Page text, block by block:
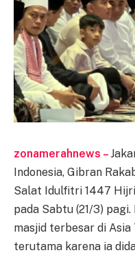
zonamerahnews –
Indonesia, Gibran
Salat Idulfitri 1447
pada Sabtu (21/3)
masjid terbesar di
terutama karena ia